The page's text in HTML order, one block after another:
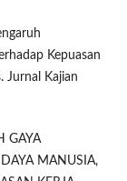
Kepuasan
Jurnal Kajian
GAYA
MANUSIA,